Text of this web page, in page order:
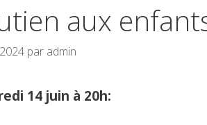
aux
par admin
14 juin à 20h: